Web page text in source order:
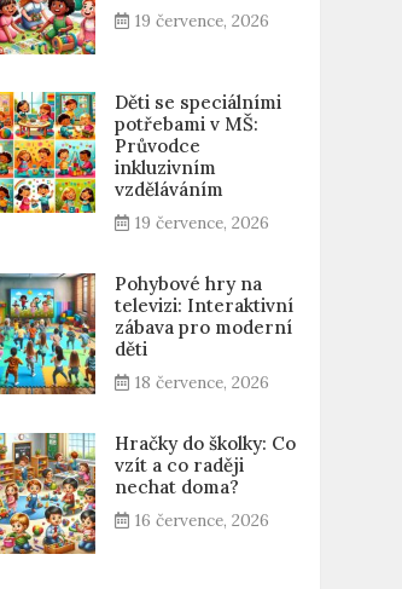
19 července, 2026
Děti se speciálními
potřebami v MŠ:
Průvodce
inkluzivním
vzděláváním
19 července, 2026
Pohybové hry na
televizi: Interaktivní
zábava pro moderní
děti
18 července, 2026
Hračky do školky: Co
vzít a co raději
nechat doma?
16 července, 2026